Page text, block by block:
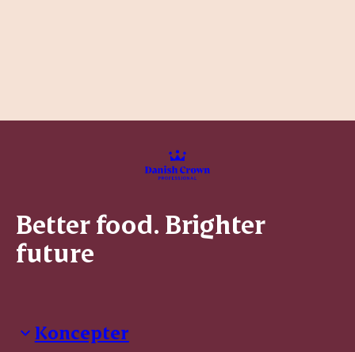
Better food. Brighter
future
Koncepter